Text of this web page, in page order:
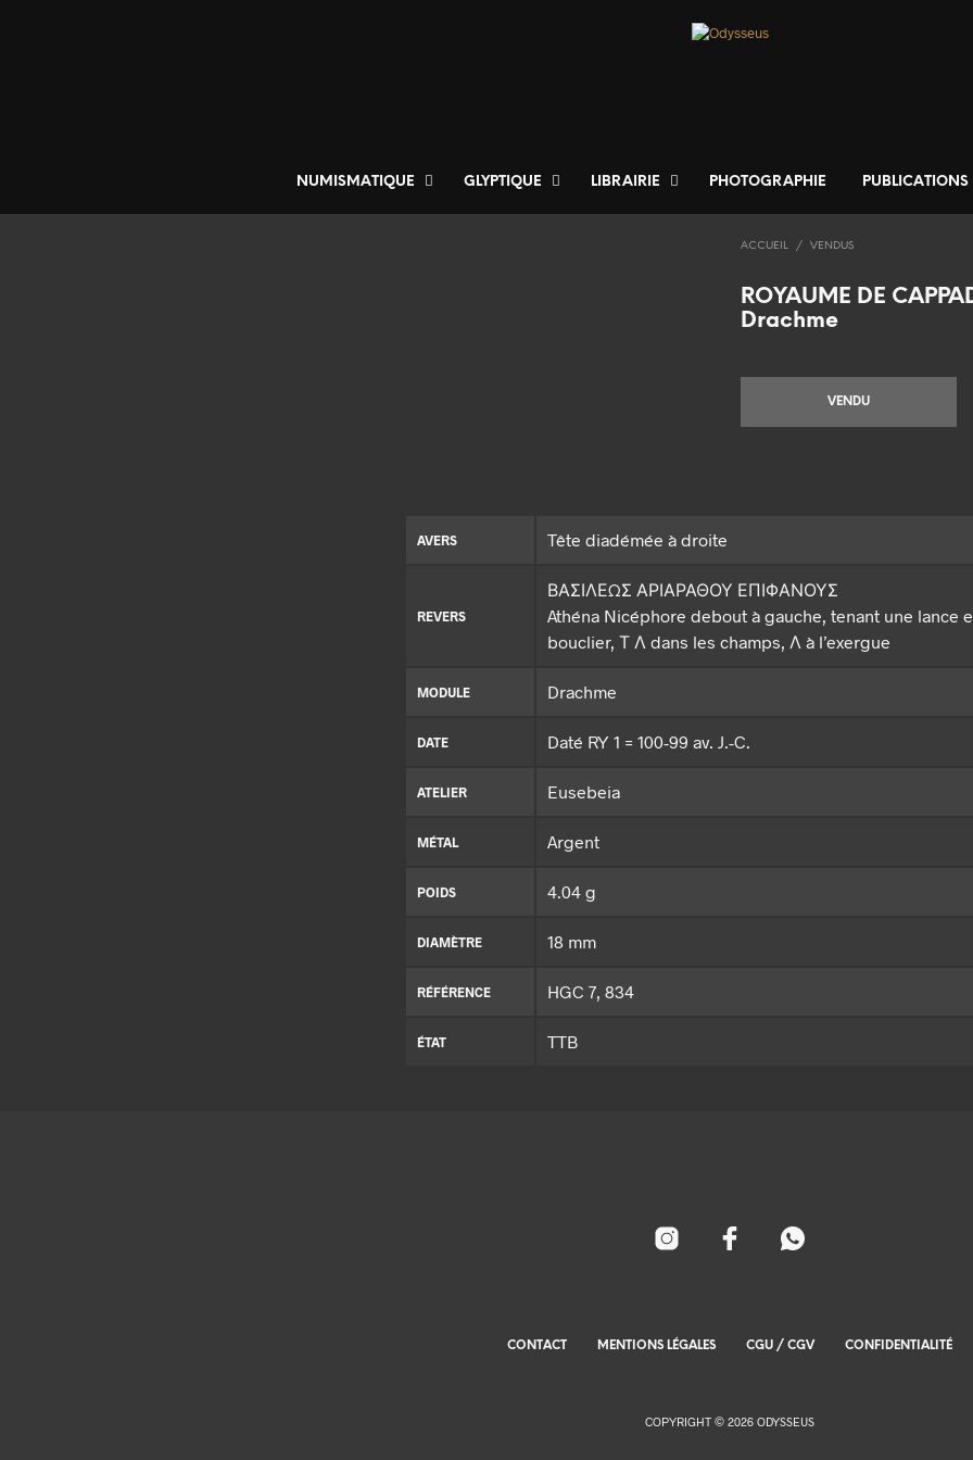
NUMISMATIQUE GLYPTIQUE LIBRAIRIE PHOTOGRAPHIE PUBLICATIONS
ACCUEIL / VENDUS
ROYAUME DE
Drachme
VENDU
AVERS Tête diadémée à droite
REVERS
ΒΑΣΙΛΕΩΣ ΑΡΙΑΡΑΘΟΥ ΕΠΙΦΑΝΟΥΣ
Athéna Nicéphore debout à gauche, tenant une lance
bouclier, Τ Λ dans les champs, Λ à l’exergue
MODULE Drachme
DATE Daté RY 1 = 100-99 av. J.-C.
ATELIER Eusebeia
MÉTAL Argent
POIDS 4.04 g
DIAMÈTRE 18 mm
RÉFÉRENCE HGC 7, 834
ÉTAT TTB
CONTACT MENTIONS LÉGALES CGU / CGV CONFIDENTIALITÉ
COPYRIGHT © 2026 ODYSSEUS